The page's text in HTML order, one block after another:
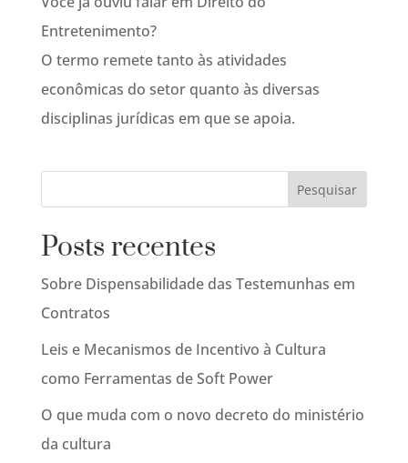
Entretenimento?
O termo remete tanto às atividades
econômicas do setor quanto às diversas
disciplinas jurídicas em que se apoia.
Posts recentes
Sobre Dispensabilidade das Testemunhas em
Contratos
Leis e Mecanismos de Incentivo à Cultura
como Ferramentas de Soft Power
O que muda com o novo decreto do ministério
da cultura